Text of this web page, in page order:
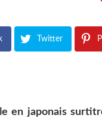
Twitter
en japonais